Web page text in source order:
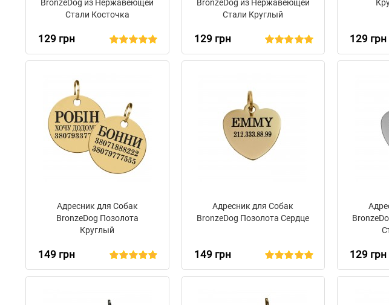
BronzeDog из Нержавеющей
Стали Косточка
129 грн
BronzeDog из Нержавеющей
Стали Круглый
129 грн 129 грн
Адресник для Собак
BronzeDog Позолота
Круглый
149 грн
Адресник для Собак
BronzeDog Позолота Сердце
149 грн 129 грн